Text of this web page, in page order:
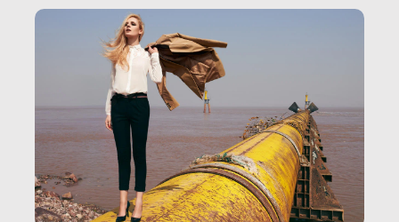
trae un guadagno. In questo reportage vediamo
quale e come.